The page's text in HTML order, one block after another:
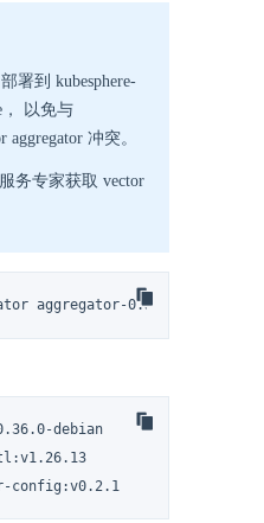
署到 kubesphere-
， 以免与
aggregator 冲突。
务专家获取 vector
aggregator-0.30.0.tgz -n
debian
config:v0.2.1